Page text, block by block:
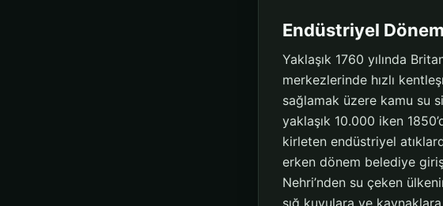
Endüstriyel
Yaklaşık 1760 yılında
merkezlerinde hızlı
sağlamak üzere kamu su
yaklaşık 10.000 iken
kirleten endüstriyel
erken dönem belediye
Nehri’nden su çeken